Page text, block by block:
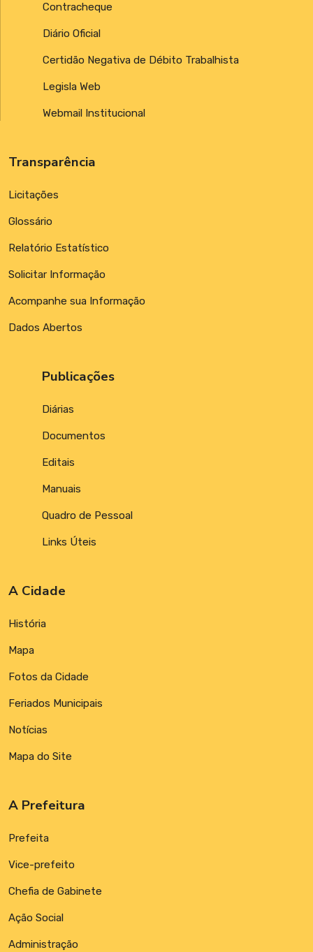
Contracheque
Diário Oficial
Certidão Negativa de Débito Trabalhista
Legisla Web
Webmail Institucional
Transparência
Licitações
Glossário
Relatório Estatístico
Solicitar Informação
Acompanhe sua Informação
Dados Abertos
Publicações
Diárias
Documentos
Editais
Manuais
Quadro de Pessoal
Links Úteis
A Cidade
História
Mapa
Fotos da Cidade
Feriados Municipais
Notícias
Mapa do Site
A Prefeitura
Prefeita
Vice-prefeito
Chefia de Gabinete
Ação Social
Administração